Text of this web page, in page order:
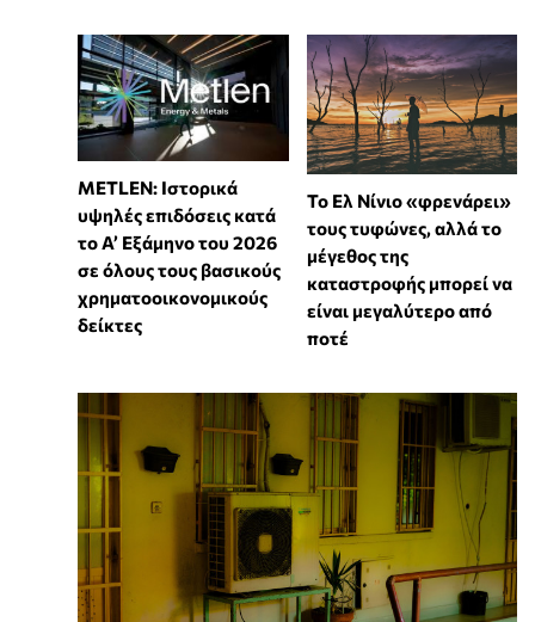
METLEN: Ιστορικά
υψηλές επιδόσεις κατά
το Α’ Εξάμηνο του 2026
σε όλους τους βασικούς
χρηματοοικονομικούς
δείκτες
Το Ελ Νίνιο «φρενάρει»
τους τυφώνες, αλλά το
μέγεθος της
καταστροφής μπορεί να
είναι μεγαλύτερο από
ποτέ